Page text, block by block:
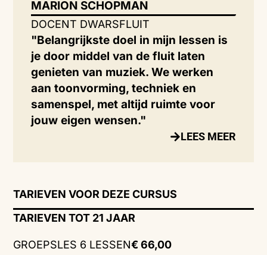
MARION SCHOPMAN
DOCENT DWARSFLUIT
"Belangrijkste doel in mijn lessen is
je door middel van de fluit laten
genieten van muziek. We werken
aan toonvorming, techniek en
samenspel, met altijd ruimte voor
jouw eigen wensen."
LEES MEER
TARIEVEN VOOR DEZE CURSUS
TARIEVEN TOT 21 JAAR
GROEPSLES 6 LESSEN€ 66,00